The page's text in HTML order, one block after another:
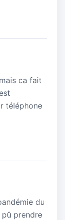
ca fait
téléphone
du
prendre